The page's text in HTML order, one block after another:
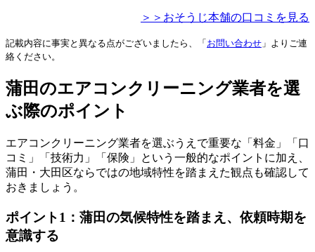
＞＞おそうじ本舗の口コミを見る
記載内容に事実と異なる点がございましたら、「 お問い合わせ 」よりご連
絡ください。
蒲田のエアコンクリーニング業者を選
ぶ際のポイント
エアコンクリーニング業者を選ぶうえで重要な「料金」「口
コミ」「技術力」「保険」という一般的なポイントに加え、
蒲田・大田区ならではの地域特性を踏まえた観点も確認して
おきましょう。
ポイント1：蒲田の気候特性を踏まえ、依頼時期を
意識する